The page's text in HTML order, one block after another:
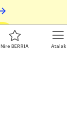
Atalak
Nire BERRIA